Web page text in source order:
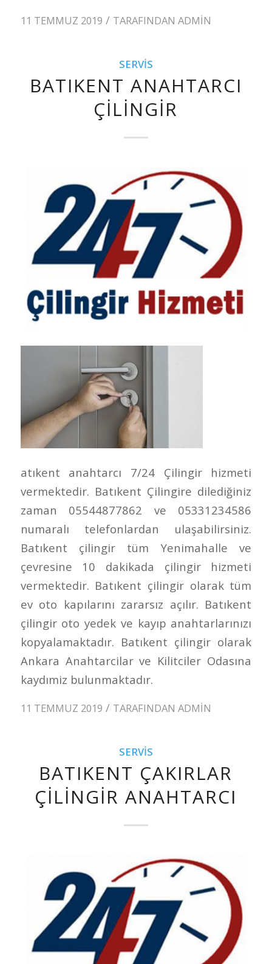
11 TEMMUZ 2019 / TARAFINDAN ADMIN
SERVIS
BATIKENT ANAHTARCI
ÇILINGIR
atıkent anahtarcı 7/24 Çilingir hizmeti
vermektedir. Batıkent Çilingire dilediğiniz
zaman 05544877862 ve 05331234586
numaralı telefonlardan ulaşabilirsiniz.
Batıkent çilingir tüm Yenimahalle ve
çevresine 10 dakikada çilingir hizmeti
vermektedir. Batıkent çilingir olarak tüm
ev oto kapılarını zararsız açılır. Batıkent
çilingir oto yedek ve kayıp anahtarlarınızı
kopyalamaktadır. Batıkent çilingir olarak
Ankara Anahtarcilar ve Kilitciler Odasına
kaydımiz bulunmaktadır.
11 TEMMUZ 2019 / TARAFINDAN ADMIN
SERVIS
BATIKENT ÇAKIRLAR
ÇILINGIR ANAHTARCI